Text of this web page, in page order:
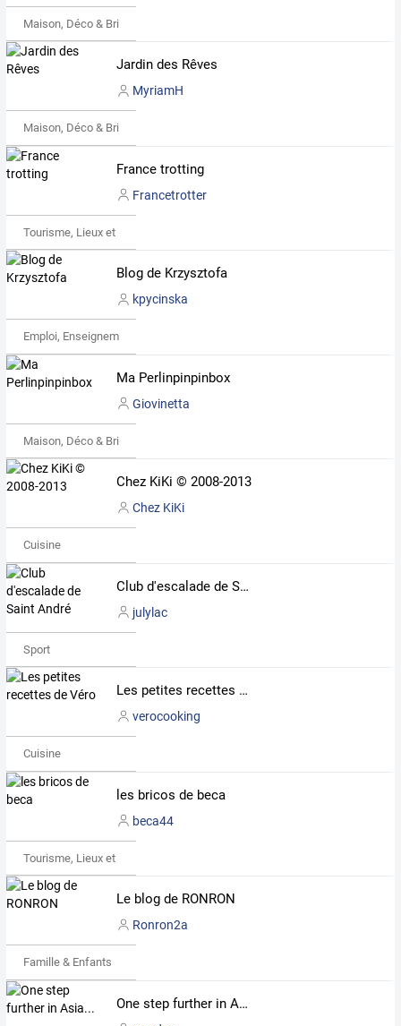
Maison, Déco & Bricolage
Jardin des Rêves
MyriamH
Maison, Déco & Bricolage
France trotting
Francetrotter
Tourisme, Lieux et Événements
Blog de Krzysztofa
kpycinska
Emploi, Enseignement & Etudes
Ma Perlinpinpinbox
Giovinetta
Maison, Déco & Bricolage
Chez KiKi © 2008-2013
Chez KiKi
Cuisine
Club d'escalade de Saint André
julylac
Sport
Les petites recettes de Véro
verocooking
Cuisine
les bricos de beca
beca44
Tourisme, Lieux et Événements
Le blog de RONRON
Ronron2a
Famille & Enfants
One step further in Asia...